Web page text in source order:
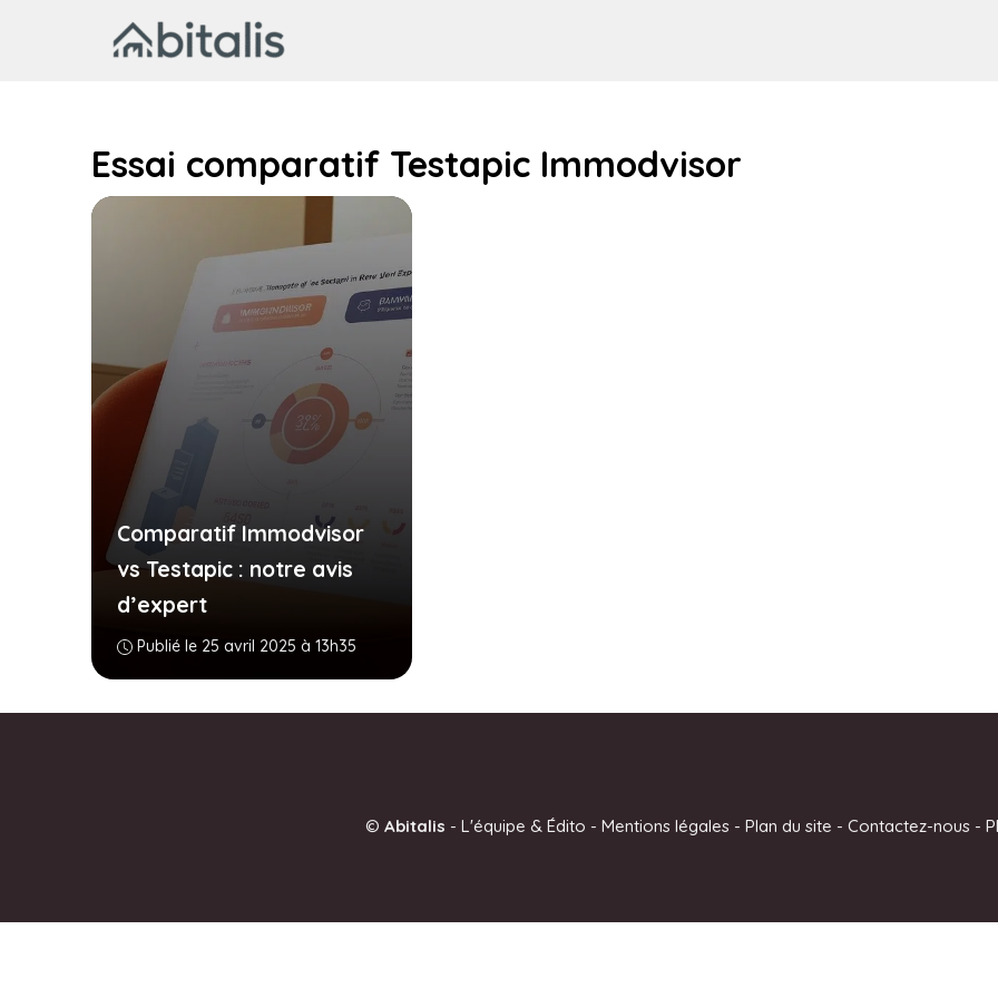
Essai comparatif Testapic Immodvisor
Comparatif Immodvisor
vs Testapic : notre avis
d’expert
Publié le 25 avril 2025 à 13h35
© Abitalis - L'équipe & Édito - Mentions légales- Plan du site - Contactez-nous-